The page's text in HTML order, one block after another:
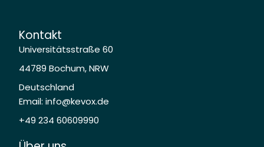
Kontakt
Universitätsstraße 60
44789 Bochum, NRW
Deutschland
Email: info@kevox.de
+49 234 60609990